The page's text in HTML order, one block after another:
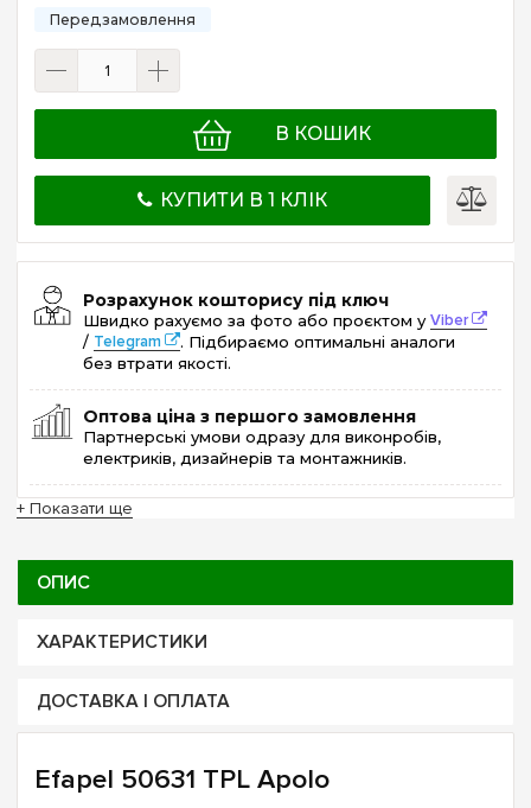
В КОШИК
КУПИТИ В 1 КЛІК
Розрахунок кошторису під ключ
Швидко рахуємо за фото або проєктом уViber
/ Telegram
. Підбираємо оптимальні аналоги
без втрати якості.
Оптова ціна з першого замовлення
Партнерські умови одразу для виконробів,
електриків, дизайнерів та монтажників.
+ Показати ще
ОПИС
ХАРАКТЕРИСТИКИ
ДОСТАВКА І ОПЛАТА
Efapel 50631 TPL Apolo